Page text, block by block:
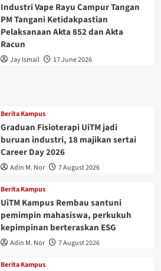
Industri Vape Rayu Campur Tangan
PM Tangani Ketidakpastian
Pelaksanaan Akta 852 dan Akta
Racun
Jay Ismail 17 June 2026
Berita Kampus
Graduan Fisioterapi UiTM jadi
buruan industri, 18 majikan sertai
Career Day 2026
Adin M. Nor 7 August 2026
Berita Kampus
UiTM Kampus Rembau santuni
pemimpin mahasiswa, perkukuh
kepimpinan berteraskan ESG
Adin M. Nor 7 August 2026
Berita Kampus